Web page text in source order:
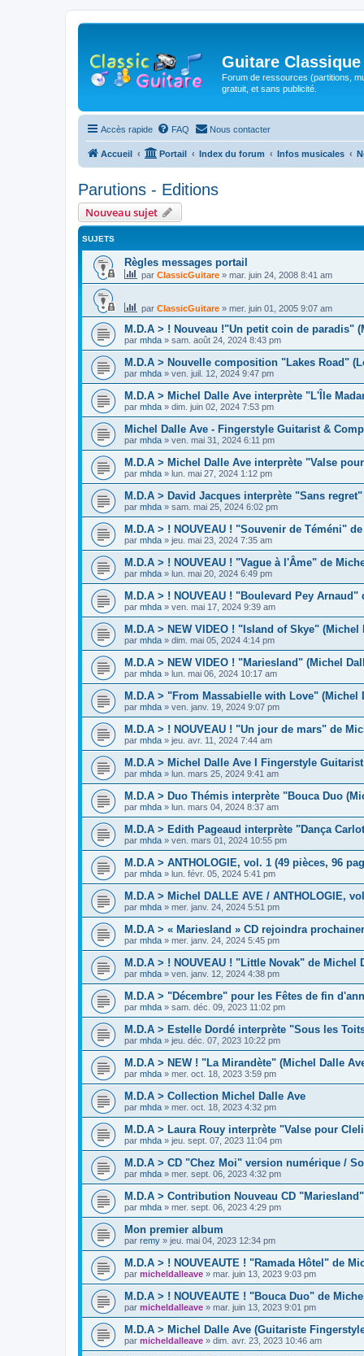
Guitare Classique
Forum de ressources (partitions,
gratuit, et sans publicité.
Accès rapide FAQ Nous contacter
Accueil Portail Index du forum Infos musicales
Parutions - Editions
Nouveau sujet
SUJETS
Règles messages portail
par ClassicGuitare » mar. juin 24, 2008 8:41 am
par ClassicGuitare » mer. juin 01, 2005 9:07 am
M.D.A > ! Nouveau !"Un petit coin de paradis"
par mhda » sam. août 24, 2024 8:43 pm
M.D.A > Nouvelle composition "Lakes Road"
par mhda » ven. juil. 12, 2024 9:47 pm
M.D.A > Michel Dalle Ave interprète "L'Île
par mhda » dim. juin 02, 2024 7:53 pm
Michel Dalle Ave - Fingerstyle Guitarist &
par mhda » ven. mai 31, 2024 6:11 pm
M.D.A > Michel Dalle Ave interprète "Valse
par mhda » lun. mai 27, 2024 1:12 pm
M.D.A > David Jacques interprète "Sans
par mhda » sam. mai 25, 2024 6:02 pm
M.D.A > ! NOUVEAU ! "Souvenir de Téméni"
par mhda » jeu. mai 23, 2024 7:35 am
M.D.A > ! NOUVEAU ! "Vague à l'Âme" de
par mhda » lun. mai 20, 2024 6:49 pm
M.D.A > ! NOUVEAU ! "Boulevard Pey
par mhda » ven. mai 17, 2024 9:39 am
M.D.A > NEW VIDEO ! "Island of Skye" (Michel
par mhda » dim. mai 05, 2024 4:14 pm
M.D.A > NEW VIDEO ! "Mariesland" (Michel
par mhda » lun. mai 06, 2024 10:17 am
M.D.A > "From Massabielle with Love" (Michel
par mhda » ven. janv. 19, 2024 9:07 pm
M.D.A > ! NOUVEAU ! "Un jour de mars" de
par mhda » jeu. avr. 11, 2024 7:44 am
M.D.A > Michel Dalle Ave I Fingerstyle
par mhda » lun. mars 25, 2024 9:41 am
M.D.A > Duo Thémis interprète "Bouca Duo
par mhda » lun. mars 04, 2024 8:37 am
M.D.A > Edith Pageaud interprète "Dança
par mhda » ven. mars 01, 2024 10:55 pm
M.D.A > ANTHOLOGIE, vol. 1 (49 pièces, 96
par mhda » lun. févr. 05, 2024 5:41 pm
M.D.A > Michel DALLE AVE / ANTHOLOGIE,
par mhda » mer. janv. 24, 2024 5:51 pm
M.D.A > « Mariesland » CD rejoindra
par mhda » mer. janv. 24, 2024 5:45 pm
M.D.A > ! NOUVEAU ! "Little Novak" de Michel
par mhda » ven. janv. 12, 2024 4:38 pm
M.D.A > "Décembre" pour les Fêtes de fin
par mhda » sam. déc. 09, 2023 11:02 pm
M.D.A > Estelle Dordé interprète "Sous les
par mhda » jeu. déc. 07, 2023 10:22 pm
M.D.A > NEW ! "La Mirandète" (Michel Dalle
par mhda » mer. oct. 18, 2023 3:59 pm
M.D.A > Collection Michel Dalle Ave
par mhda » mer. oct. 18, 2023 4:32 pm
M.D.A > Laura Rouy interprète "Valse pour
par mhda » jeu. sept. 07, 2023 11:04 pm
M.D.A > CD "Chez Moi" version numérique /
par mhda » mer. sept. 06, 2023 4:32 pm
M.D.A > Contribution Nouveau CD "Mariesland"
par mhda » mer. sept. 06, 2023 4:29 pm
Mon premier album
par remy » jeu. mai 04, 2023 12:34 pm
M.D.A > ! NOUVEAUTE ! "Ramada Hôtel" de
par micheldalleave » mar. juin 13, 2023 9:03 pm
M.D.A > ! NOUVEAUTE ! "Bouca Duo" de
par micheldalleave » mar. juin 13, 2023 9:01 pm
M.D.A > Michel Dalle Ave (Guitariste
par micheldalleave » dim. avr. 23, 2023 10:46 am